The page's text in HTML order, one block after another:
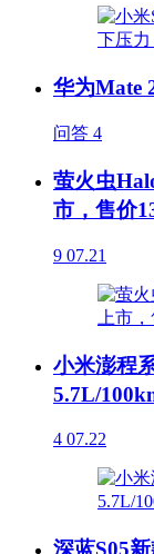
华为Mate
问答 4
萤火虫
市，售价
9 07.21
小米澎程
5.7L/
4 07.22
深蓝S05